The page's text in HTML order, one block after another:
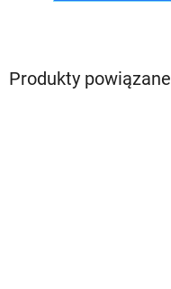
Produkty powiązane